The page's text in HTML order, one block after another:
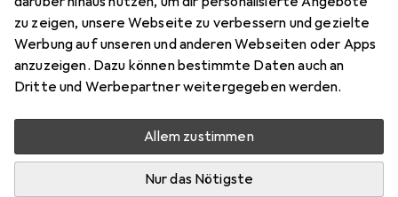
zu zeigen, unsere Webseite zu verbessern und gezielte
Werbung auf unseren und anderen Webseiten oder Apps
anzuzeigen. Dazu können bestimmte Daten auch an
Dritte und Werbepartner weitergegeben werden.
Allem zustimmen
Nur das Nötigste
Bewertungen Marke
Mehr von Globo
Mi, 12.8. geliefert
Mehr als 10 Stück an Lager beim Lieferanten
Lieferort angeben für genaue Lieferzeit